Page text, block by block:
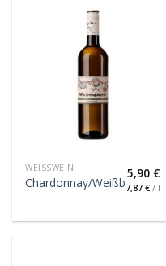
WEISSWEIN
Chardonnay/Weißburgunder
5,90 €
7,87 €/ l